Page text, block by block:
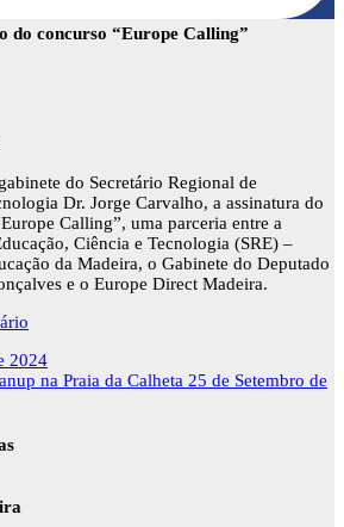
do concurso “Europe Calling”
do Secretário Regional de
Dr. Jorge Carvalho, a assinatura do
Calling”, uma parceria entre a
Ciência e Tecnologia (SRE) –
da Madeira, o Gabinete do Deputado
e o Europe Direct Madeira.
2024
na Praia da Calheta 25 de Setembro de